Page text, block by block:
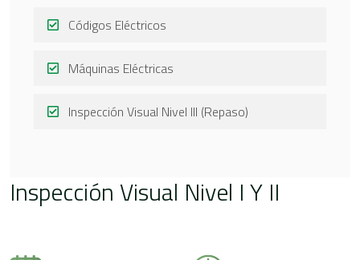
Códigos Eléctricos
Máquinas Eléctricas
Inspección Visual Nivel III (Repaso)
Inspección Visual Nivel I Y II